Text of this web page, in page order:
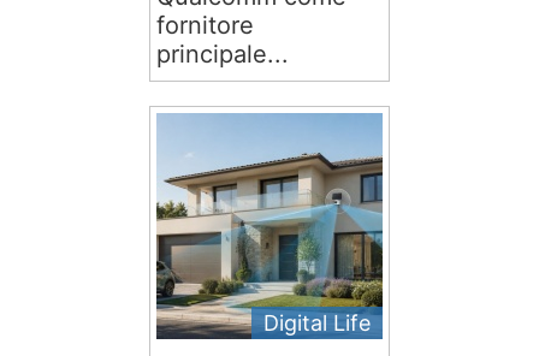
fornitore
principale...
Digital Life